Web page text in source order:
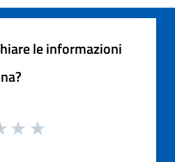
le informazioni